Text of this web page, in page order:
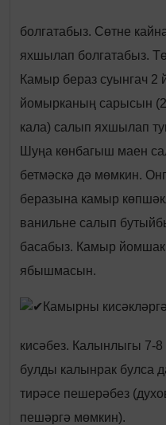
болгатабыз. Сөтне
яхшылап болгатабыз.
Камыр бераз суынгач
йомырканың сарысын
кала) салып яхшылап
Шуңа көнбагыш маен
бетмәскә дә мөмкин.
беразына камыр
ванильне салып
басабыз. Камыр йомшак
ябышмасын.
Камырны
кисәбез. Калынлыгы 7-
булды калынрак булса
тирәсе пешерәбез
пешәргә мөмкин).